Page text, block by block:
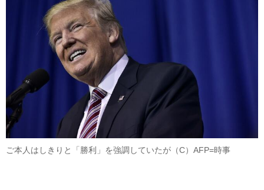
ご本人はしきりと「勝利」を強調していたが（C）AFP=時事